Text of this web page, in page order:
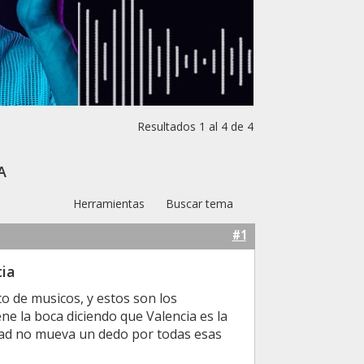
Resultados 1 al 4 de 4
Herramientas Buscar tema
#1
de musicos, y estos son los
la boca diciendo que Valencia es la
no mueva un dedo por todas esas